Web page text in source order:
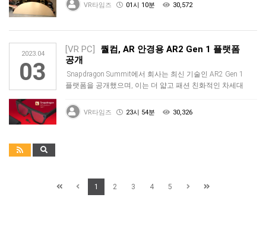
VR타임즈 01시 10분 30,572
2023.04
03
[VR PC]
퀄컴, AR 안경용 AR2 Gen 1 플랫폼
공개
Snapdragon Summit에서 회사는 최신 기술인 AR2 Gen 1
플랫폼을 공개했으며, 이는 더 얇고 패션 친화적인 차세대
VR타임즈 23시 54분 30,326
1 2 3 4 5